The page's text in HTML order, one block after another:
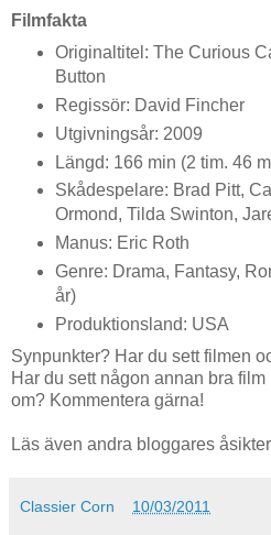
Filmfakta
Originaltitel: The Curious
Button
Regissör: David Fincher
Utgivningsår: 2009
Längd: 166 min (2 tim. 46
Skådespelare: Brad Pitt,
Ormond, Tilda Swinton,
Manus: Eric Roth
Genre: Drama, Fantasy,
år)
Produktionsland: USA
Synpunkter? Har du sett filmen
Har du sett någon annan bra
om? Kommentera gärna!
Läs även andra bloggares
Classier Corn 10/03/2011